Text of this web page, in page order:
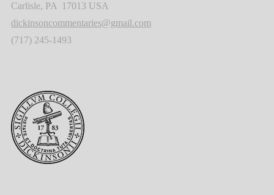
Carlisle, PA 17013 USA
dickinsoncommentaries@gmail.com
(717) 245-1493